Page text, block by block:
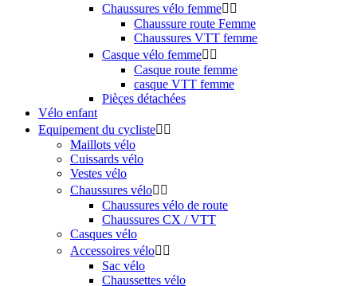
Chaussures vélo femme 
Chaussure route Femme
Chaussures VTT femme
Casque vélo femme 
Casque route femme
casque VTT femme
Pièçes détachées
Vélo enfant
Equipement du cycliste 
Maillots vélo
Cuissards vélo
Vestes vélo
Chaussures vélo 
Chaussures vélo de route
Chaussures CX / VTT
Casques vélo
Accessoires vélo 
Sac vélo
Chaussettes vélo